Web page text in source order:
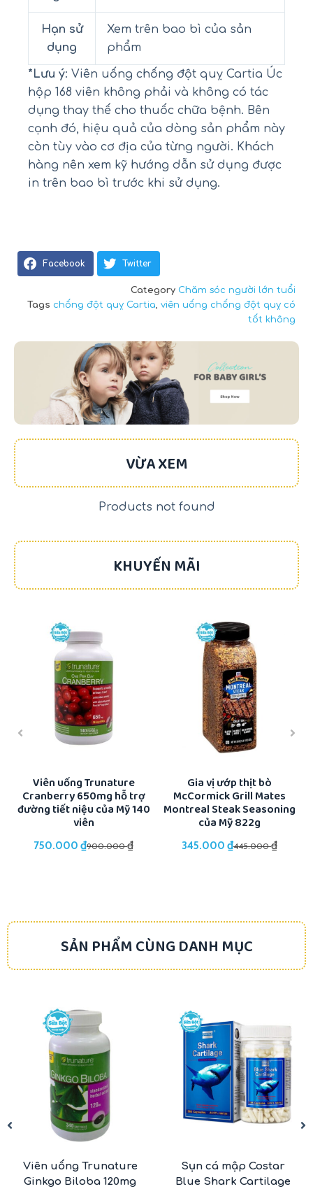
Hạn sử
dụng
Xem trên bao bì của sản
phẩm
*Lưu ý: Viên uống chống đột quỵ Cartia Úc
hộp 168 viên không phải và không có tác
dụng thay thế cho thuốc chữa bệnh. Bên
cạnh đó, hiệu quả của dòng sản phẩm này
còn tùy vào cơ địa của từng người. Khách
hàng nên xem kỹ hướng dẫn sử dụng được
in trên bao bì trước khi sử dụng.
Facebook Twitter
Category Chăm sóc người lớn tuổi
Tags chống đột quỵ Cartia, viên uống chống đột quỵ có
tốt không
VỪA XEM
Products not found
KHUYẾN MÃI
Viên uống Trunature
Cranberry 650mg hỗ trợ
đường tiết niệu của Mỹ 140
viên
900.000₫
750.000 ₫
Gia vị ướp thịt bò
McCormick Grill Mates
Montreal Steak Seasoning
của Mỹ 822g
445.000₫
345.000 ₫
SẢN PHẨM CÙNG DANH MỤC
Viên uống Trunature
Ginkgo Biloba 120mg
Sụn cá mập Costar
Blue Shark Cartilage